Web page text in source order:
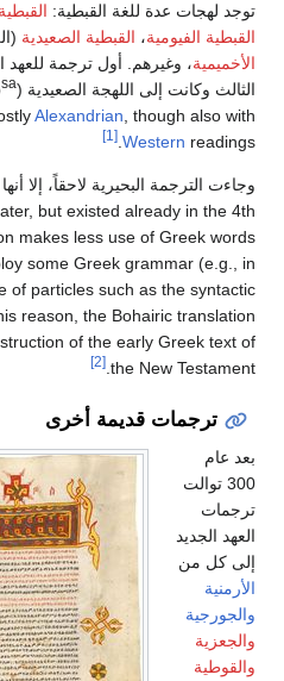
توجد لهجات عدة للغة القبطية:
القبطية الفيومية، القبطية الصعيدية
الأخميمية، وغيرهم. أول ترجمة
الثالث وكانت إلى اللهجة الصعيدية (copsa
Alexandrian , though also with
Western readings.
[1]
وجاءت الترجمة البحيرية لاحقاً، إلا
but existed already in the 4th
makes less use of Greek words
some Greek grammar (e.g., in
of particles such as the syntactic
reason, the Bohairic translation
of the early Greek text of
the New Testament.
[2]
ترجمات قديمة أخرى
بعد عام
300 توالت
ترجمات
العهد الجديد
إلى كل من
الأرمنية
والجورجية
والجعزية
والقوطية